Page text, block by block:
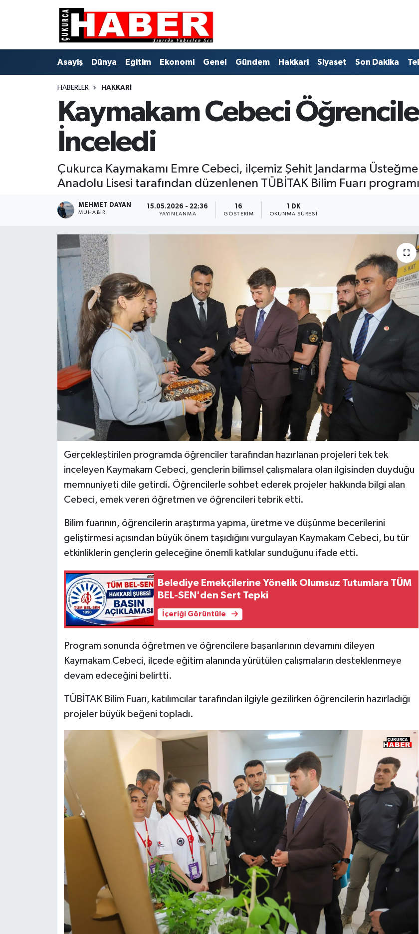
Asayiş Dünya Eğitim Ekonomi Genel Gündem Hakkari Siyaset Son Dakika
HABERLER HAKKARI
Kaymakam Cebeci
İnceledi
Çukurca Kaymakamı Emre Cebeci, ilçemiz Şehit Jandarma
Anadolu Lisesi tarafından düzenlenen TÜBİTAK Bilim Fuarı
MEHMET DAYAN
MUHABIR
15.05.2026 - 22:36
YAYINLANMA
16
GÖSTERIM
1 DK
OKUNMA SÜRESI
Gerçekleştirilen programda öğrenciler tarafından hazırlanan projeleri tek tek
inceleyen Kaymakam Cebeci, gençlerin bilimsel çalışmalara olan ilgisinden duyduğu
memnuniyeti dile getirdi. Öğrencilerle sohbet ederek projeler hakkında bilgi alan
Cebeci, emek veren öğretmen ve öğrencileri tebrik etti.
Bilim fuarının, öğrencilerin araştırma yapma, üretme ve düşünme becerilerini
geliştirmesi açısından büyük önem taşıdığını vurgulayan Kaymakam Cebeci, bu tür
etkinliklerin gençlerin geleceğine önemli katkılar sunduğunu ifade etti.
Belediye Emekçilerine Yönelik Olumsuz Tutumlara TÜM
BEL-SEN'den Sert Tepki
İçeriği Görüntüle
Program sonunda öğretmen ve öğrencilere başarılarının devamını dileyen
Kaymakam Cebeci, ilçede eğitim alanında yürütülen çalışmaların desteklenmeye
devam edeceğini belirtti.
TÜBİTAK Bilim Fuarı, katılımcılar tarafından ilgiyle gezilirken öğrencilerin hazırladığı
projeler büyük beğeni topladı.
Gündem
Teknoloji
Hava Durumu
Trafik Durumu
Süper Lig Puan Durumu ve Fikstür
Tüm Manşetler
Son Dakika Haberleri
Haber Arşivi